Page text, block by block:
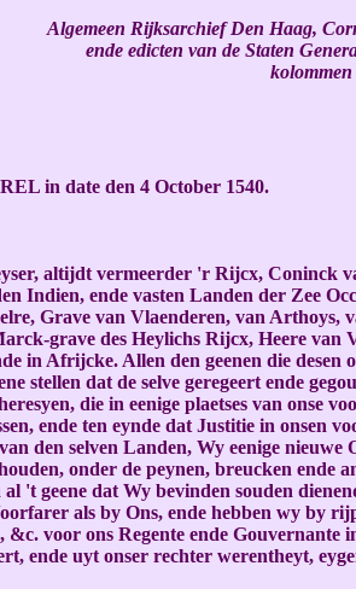
Algemeen Rijksarchief Den Haag,
ende edicten van de Staten
in date den 4 October 1540.
altijdt vermeerder 'r Rijcx, Coninck
Indien, ende vasten Landen der Zee
Grave van Vlaenderen, van Arthoys,
grave des Heylichs Rijcx, Heere van
in Afrijcke. Allen den geenen die
stellen dat de selve geregeert ende
die in eenige plaetses van onse
ende ten eynde dat Justitie in
den selven Landen, Wy eenige
onder de peynen, breucken ende
't geene dat Wy bevinden souden
als by Ons, ende hebben wy by
voor ons Regente ende
ende uyt onser rechter werentheyt,